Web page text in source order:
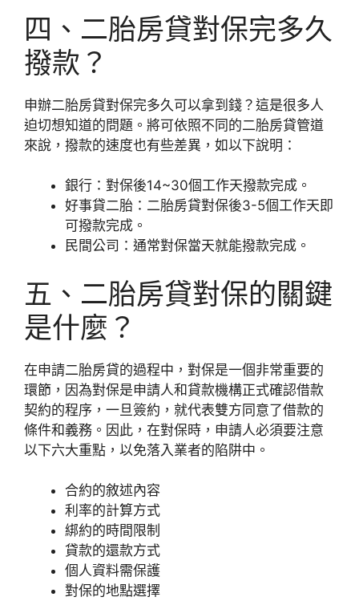
四、二胎房貸對保完多久
撥款？
申辦二胎房貸對保完多久可以拿到錢？這是很多人
迫切想知道的問題。將可依照不同的二胎房貸管道
來說，撥款的速度也有些差異，如以下說明：
銀行：對保後14~30個工作天撥款完成。
好事貸二胎：二胎房貸對保後3-5個工作天即
可撥款完成。
民間公司：通常對保當天就能撥款完成。
五、二胎房貸對保的關鍵
是什麼？
在申請二胎房貸的過程中，對保是一個非常重要的
環節，因為對保是申請人和貸款機構正式確認借款
契約的程序，一旦簽約，就代表雙方同意了借款的
條件和義務。因此，在對保時，申請人必須要注意
以下六大重點，以免落入業者的陷阱中。
合約的敘述內容
利率的計算方式
綁約的時間限制
貸款的還款方式
個人資料需保護
對保的地點選擇